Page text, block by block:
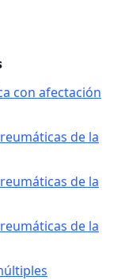
con afectación
de la
de la
de la